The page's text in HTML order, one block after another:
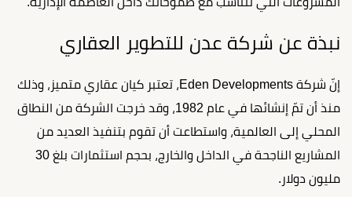
نبذة عن شركة عدن للتطوير العقاري
إنّ شركة Eden Developments، تعتبر كيان عقاري متميز، وذلك
منذ أن تمّ إنشائها في عام 1982، وقد خرجت الشركة من النطاق
المحلي إلى العالمية، واستطاعت أن تقوم بتنفيذ العديد من
المشاريع الناجحة في الداخل والخارج، بحجم استثمارات بلغ 30
مليون دولار.